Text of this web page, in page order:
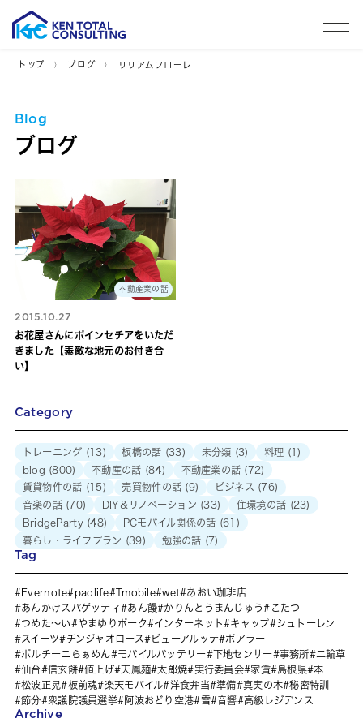
トップ ブログ リリアムフローレ
Blog
ブログ
不動産業の話
2015.10.27
お花屋さんにポインセチアをいただ
きました【素敵な地元のお付き合
い】
Category
トレーニング (13) 板橋の話 (33) 未分類 (3) 料理 (1)
blog (800) 不動産の話 (84) 不動産業の話 (72)
賃貸物件の話 (15) 売買物件の話 (9) ビジネス (76)
音楽の話(70) DIY＆リノベーション (33) 住環境の話 (23)
BridgeParty(48) PCモバイル関係の話 (61)
暮らし・ライフプラン (39) 勉強の話 (7)
Tag
Evernote padlife Tmobile wet
あおい珈琲店
あんかけスパゲッティ
あん饅 かりんとうまんじゅう
こたつ
つめた～い
やまゆりポーク インターネット キャップ
シュトーレン
スイーツ
チンジャオロース ビューアルッテ
ポアラー
ポルチーニらぁめん
モバイルバッテリー 下地センサー 事務所
二輪草
仙台
信玄餅 値上げ 天鳳麺 太郎焼 実行委員会 家賃 島根県
本
松波正晃
板前魂 楽天モバイル 洋食弁当 準備 真実の木
秘密特訓
節分
衆議院議員選挙 阿波おどり空港 雪 音響 高級レジデンス
Archive